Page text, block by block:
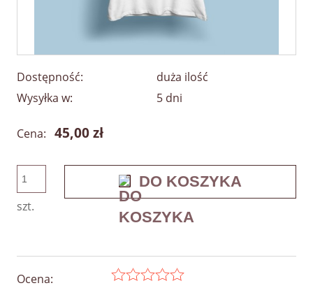
Dostępność:
duża ilość
Wysyłka w:
5 dni
Cena: 45,00 zł
szt.
DO KOSZYKA
Ocena: